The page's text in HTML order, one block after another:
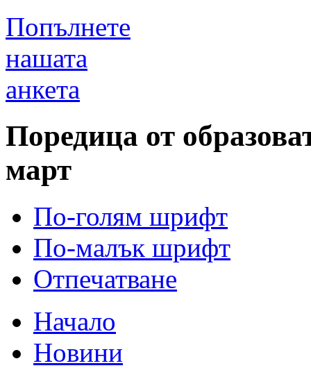
Попълнете
нашата
анкета
Поредица от
март
По-голям шрифт
По-малък шрифт
Отпечатване
Начало
Новини